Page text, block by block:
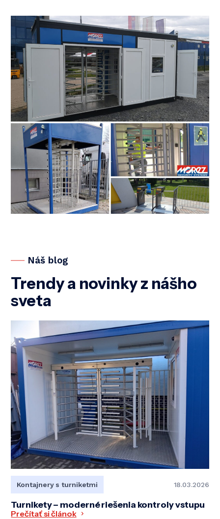
Náš blog
Trendy a novinky z nášho
sveta
Kontajnery s turniketmi 18.03.2026
Turnikety – moderné riešenia kontroly vstupu
Prečítať si článok